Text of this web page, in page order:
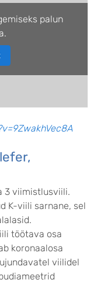
palun
3 viimistlusviili.
K-viili sarnane, sel
töötava osa
koronaalosa
viilidel